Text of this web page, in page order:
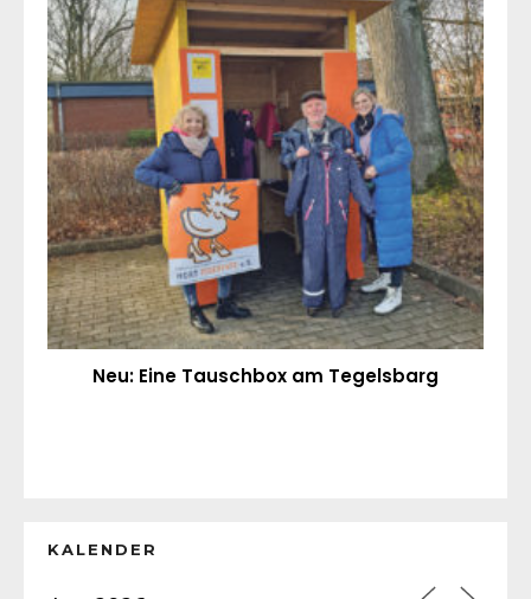
Neu: Eine Tauschbox am Tegelsbarg
KALENDER